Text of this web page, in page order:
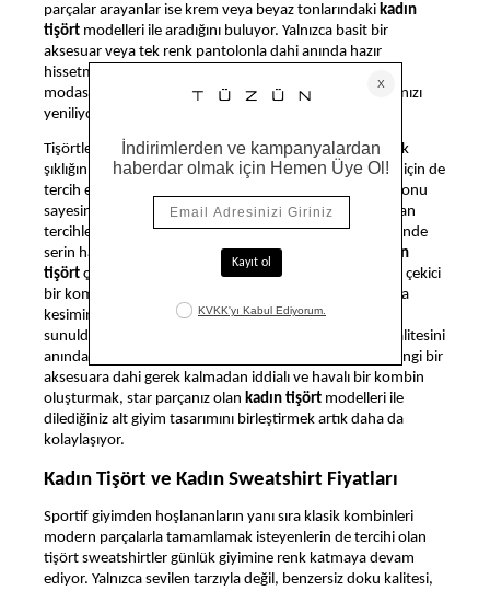
parçalar arayanlar ise krem veya beyaz tonlarındaki kadın
tişört modelleri ile aradığını buluyor. Yalnızca basit bir
aksesuar veya tek renk pantolonla dahi anında hazır
hissetmenizi sağlayan bu işlevsel parçalar, hem tişört
modasına dair bakış açınızı hem de pratik giyim anlayışınızı
yeniliyor.
Tişörtler yalnızca spor tarzla anıldığı günlere veda ederek
şıklığın ekstra önem kazandığı resmi ve önemli davetler için de
tercih edilebilen bir hal alıyor. Bu yenilenen tasarım vizyonu
sayesinde tişört rahatlığı artık ofis ortamının da öne çıkan
tercihleri arasında yerini alıyor. Kapüşon eklentisi sayesinde
serin havalara karşı hazırlıklı hissetmenizi sağlayan
kadın
tişört çeşitleri ile aynı zamanda daha hareketli ve dikkat çekici
bir kombin oluşturmak da mümkün oluyor. Bisiklet yaka
kesiminden vazgeçemeyenler için de pek çok tasarımın
sunulduğu koleksiyonlarımızda, pürüzsüz dokusuyla kalitesini
anında belli eden tasarımlara yer açılıyor. Böylece herhangi bir
aksesuara dahi gerek kalmadan iddialı ve havalı bir kombin
oluşturmak, star parçanız olan kadın tişört modelleri ile
dilediğiniz alt giyim tasarımını birleştirmek artık daha da
kolaylaşıyor.
Kadın Tişört ve Kadın Sweatshirt Fiyatları
Sportif giyimden hoşlananların yanı sıra klasik kombinleri
modern parçalarla tamamlamak isteyenlerin de tercihi olan
tişört sweatshirtler günlük giyimine renk katmaya devam
ediyor. Yalnızca sevilen tarzıyla değil, benzersiz doku kalitesi,